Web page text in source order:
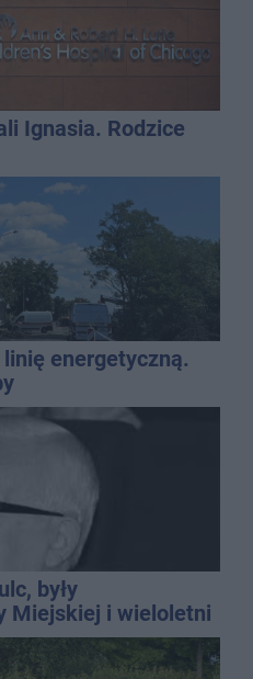
Ignasia. Rodzice
energetyczną.
były
Miejskiej i wieloletni